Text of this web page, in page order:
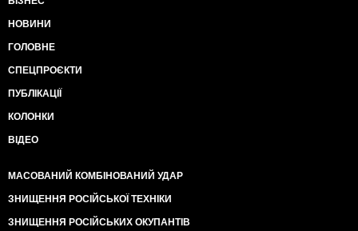
НОВИНИ
ГОЛОВНЕ
СПЕЦПРОЄКТИ
ПУБЛІКАЦІЇ
КОЛОНКИ
ВІДЕО
МАСОВАНИЙ КОМБІНОВАНИЙ УДАР
ЗНИЩЕННЯ РОСІЙСЬКОЇ ТЕХНІКИ
ЗНИЩЕННЯ РОСІЙСЬКИХ ОКУПАНТІВ